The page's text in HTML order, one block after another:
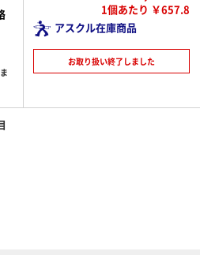
1個あたり ￥657.8
アスクル在庫商品
お取り扱い終了しました